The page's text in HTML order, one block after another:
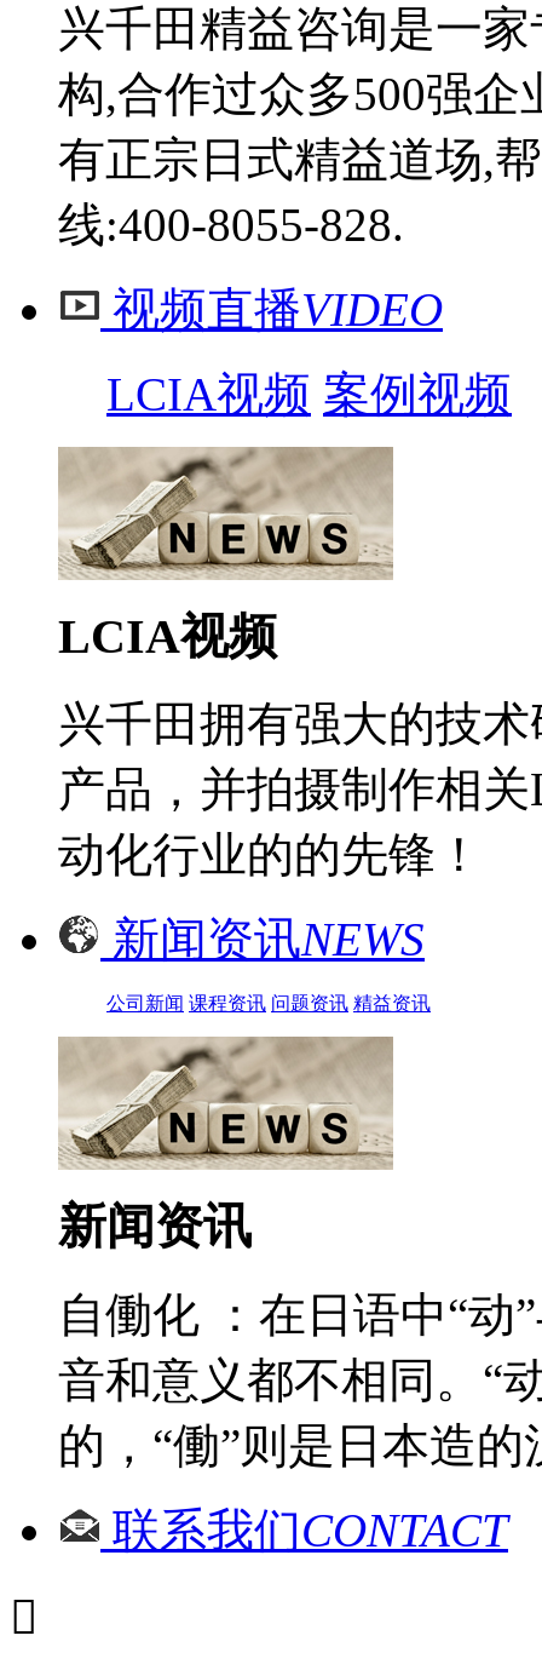
兴千田精益咨询是一
构,合作过众多500强
有正宗日式精益道场,
线:400-8055-828.
视频直播VIDEO
LCIA视频 案例视频
LCIA视频
兴千田拥有强大的技
产品，并拍摄制作相
动化行业的的先锋！
新闻资讯NEWS
公司新闻 课程资讯 问题资讯 精益资讯
新闻资讯
自働化 ：在日语中“动
音和意义都不相同。“
的，“働”则是日本造的
联系我们CONTACT
